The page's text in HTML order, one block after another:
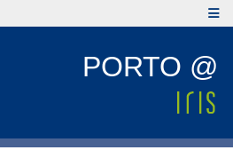
PORTO @